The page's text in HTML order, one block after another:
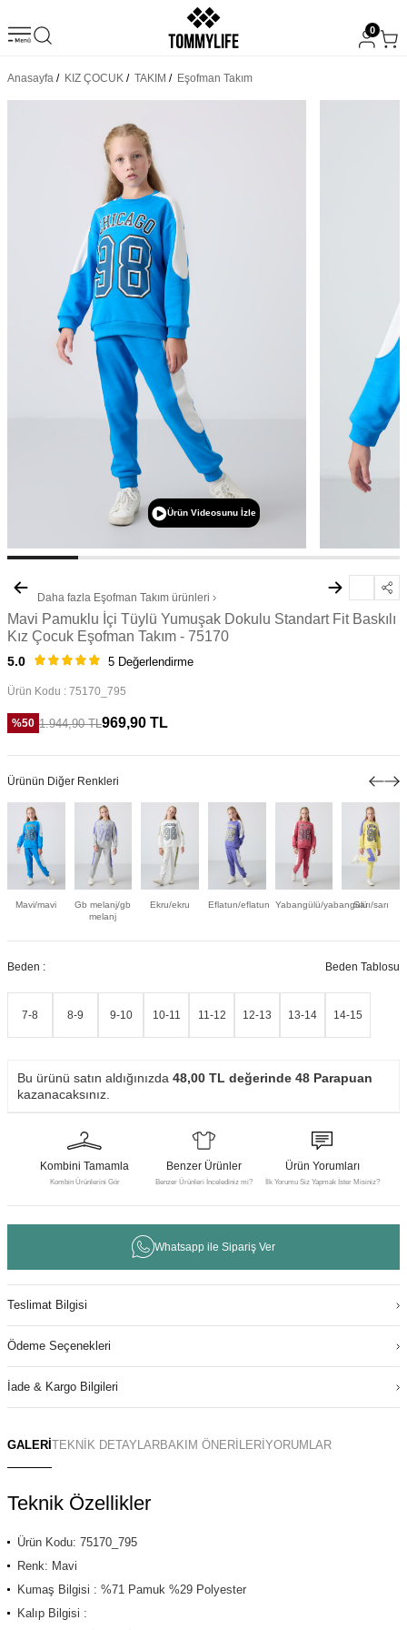
0
Anasayfa / KIZ ÇOCUK / TAKIM / Eşofman Takım
GALERİ TEKNİK DETAYLARBAKIM ÖNERİLERİ YORUMLAR
Teknik Özellikler
Ürün Kodu: 75170_795
Renk: Mavi
Kumaş Bilgisi : %71 Pamuk %29 Polyester
Kalıp Bilgisi :
Ürün Videosunu İzle
Daha fazla Eşofman Takım ürünleri
Mavi Pamuklu İçi Tüylü Yumuşak Dokulu Standart Fit Baskılı
Kız Çocuk Eşofman Takım - 75170
5.0 5 Değerlendirme
Ürün Kodu : 75170_795
%50 1.944,90TL969,90 TL
Ürünün Diğer Renkleri
Mavi/mavi
Gb melanj/gb
melanj
Ekru/ekru Eflatun/eflatun Yabangülü/yabangülüSarı/sarı
Beden : Beden Tablosu
7-8 8-9 9-10 10-11 11-12 12-13 13-14 14-15
Bu ürünü satın aldığınızda 48,00 TL değerinde 48 Parapuan
kazanacaksınız.
Kombini Tamamla
Kombin Ürünlerini Gör
Benzer Ürünler
Benzer Ürünleri İncelediniz mi?
Ürün Yorumları
İlk Yorumu Siz Yapmak İster Misiniz?
Whatsapp ile Sipariş Ver
Teslimat Bilgisi
Ödeme Seçenekleri
İade & Kargo Bilgileri